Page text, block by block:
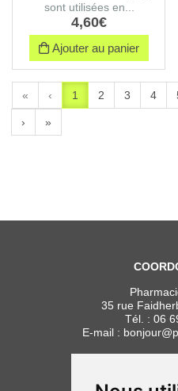
sont utilisées en...
4,60€
Ajouter au panier
« ‹ 1 2 3 4
› »
35 rue
Tél. : 06
E-mail : bonjour@
Lundi au